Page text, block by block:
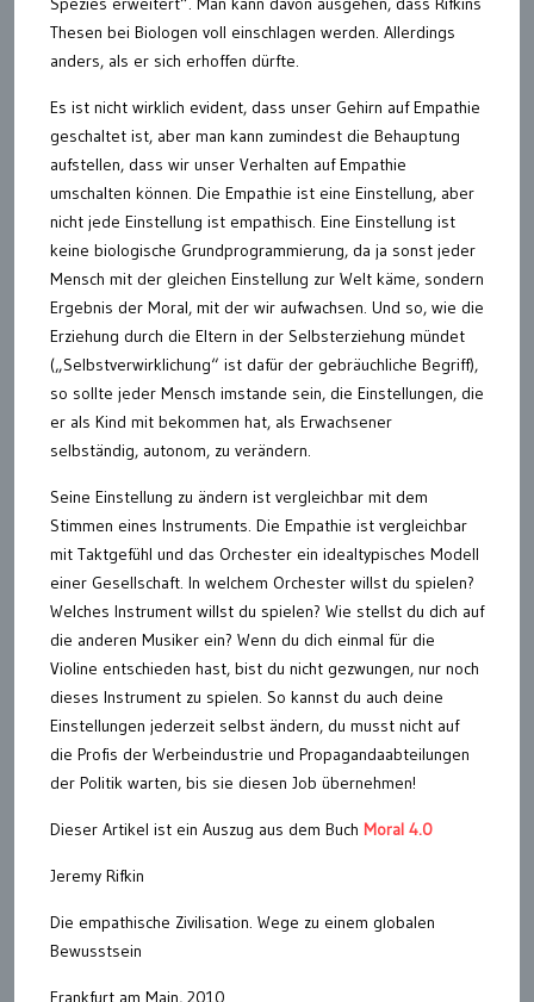
Thesen bei Biologen voll einschlagen werden. Allerdings
anders, als er sich erhoffen dürfte.
Es ist nicht wirklich evident, dass unser Gehirn auf Empathie
geschaltet ist, aber man kann zumindest die Behauptung
aufstellen, dass wir unser Verhalten auf Empathie
umschalten können. Die Empathie ist eine Einstellung, aber
nicht jede Einstellung ist empathisch. Eine Einstellung ist
keine biologische Grundprogrammierung, da ja sonst jeder
Mensch mit der gleichen Einstellung zur Welt käme, sondern
Ergebnis der Moral, mit der wir aufwachsen. Und so, wie die
Erziehung durch die Eltern in der Selbsterziehung mündet
(„Selbstverwirklichung“ ist dafür der gebräuchliche Begriff),
so sollte jeder Mensch imstande sein, die Einstellungen, die
er als Kind mit bekommen hat, als Erwachsener
selbständig, autonom, zu verändern.
Seine Einstellung zu ändern ist vergleichbar mit dem
Stimmen eines Instruments. Die Empathie ist vergleichbar
mit Taktgefühl und das Orchester ein idealtypisches Modell
einer Gesellschaft. In welchem Orchester willst du spielen?
Welches Instrument willst du spielen? Wie stellst du dich auf
die anderen Musiker ein? Wenn du dich einmal für die
Violine entschieden hast, bist du nicht gezwungen, nur noch
dieses Instrument zu spielen. So kannst du auch deine
Einstellungen jederzeit selbst ändern, du musst nicht auf
die Profis der Werbeindustrie und Propagandaabteilungen
der Politik warten, bis sie diesen Job übernehmen!
Dieser Artikel ist ein Auszug aus dem Buch Moral 4.0
Jeremy Rifkin
Die empathische Zivilisation. Wege zu einem globalen
Bewusstsein
Frankfurt am Main, 2010